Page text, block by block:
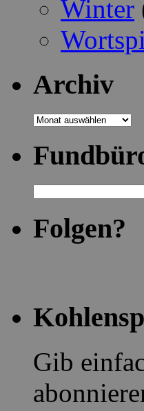
Winter
Archiv
Archiv
nach:
Folgen?
Gib